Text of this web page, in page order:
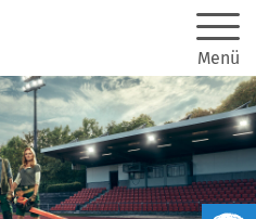
Menü